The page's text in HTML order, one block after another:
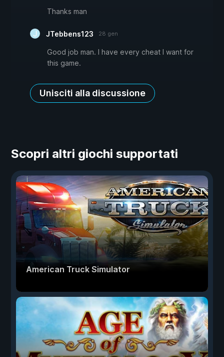
Thanks man
JTebbens123 28 gen
Good job man. I have every cheat I want for
this game.
Unisciti alla discussione
Scopri altri giochi supportati
American Truck Simulator